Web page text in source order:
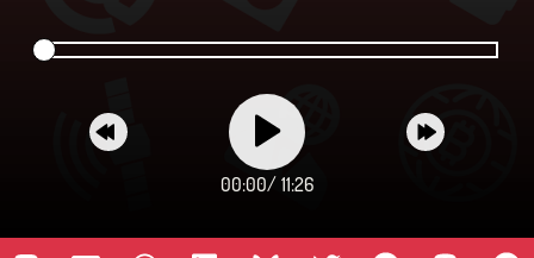
00:00/ 11:26